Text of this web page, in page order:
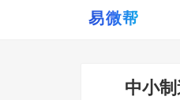
中小